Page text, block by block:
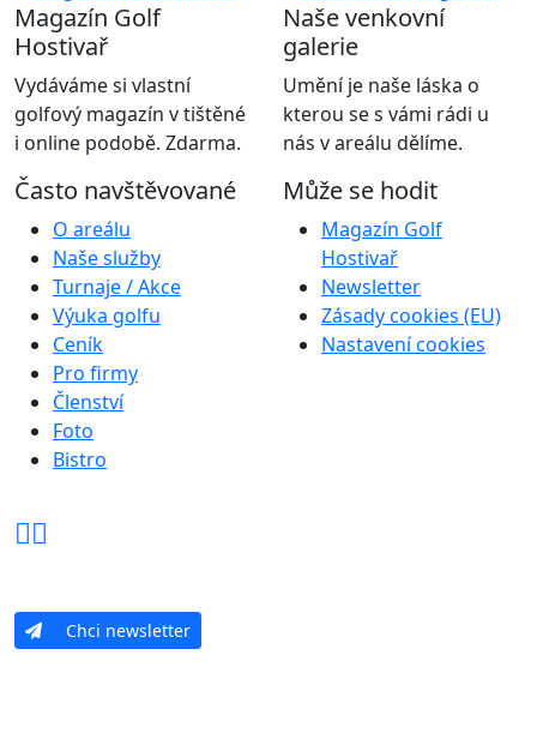
Magazín Golf
Hostivař
Vydáváme si vlastní
golfový magazín v tištěné
i online podobě. Zdarma.
Naše venkovní
galerie
Umění je naše láska o
kterou se s vámi rádi u
nás v areálu dělíme.
Často navštěvované
O areálu
Naše služby
Turnaje / Akce
Výuka golfu
Ceník
Pro firmy
Členství
Foto
Bistro
Může se hodit
Magazín Golf
Hostivař
Newsletter
Zásady cookies (EU)
Nastavení cookies
Chci newsletter